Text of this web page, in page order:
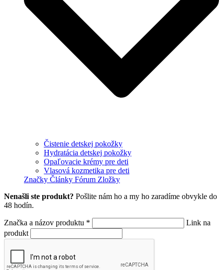
Čistenie detskej pokožky
Hydratácia detskej pokožky
Opaľovacie krémy pre deti
Vlasová kozmetika pre deti
Značky Články Fórum Zložky
Nenašli ste produkt? Pošlite nám ho a my ho zaradíme obvykle do
48 hodín.
Značka a názov produktu *
Link na
produkt